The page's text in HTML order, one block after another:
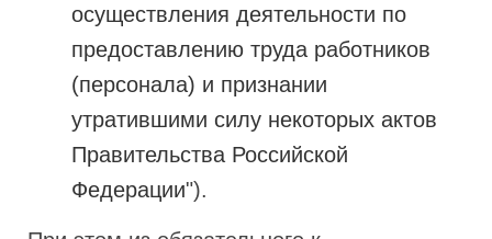
осуществления деятельности по
предоставлению труда работников
(персонала) и признании
утратившими силу некоторых актов
Правительства Российской
Федерации").